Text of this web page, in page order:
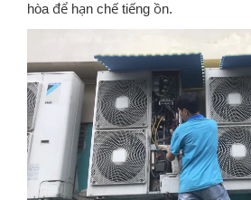
hòa để hạn chế tiếng ồn.